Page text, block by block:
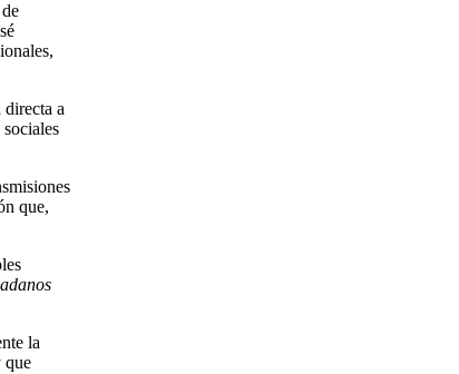
directa a
que,
la
que